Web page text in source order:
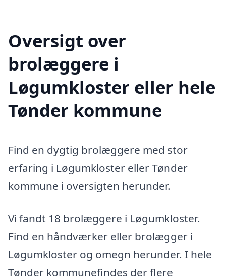
Oversigt over
brolæggere i
Løgumkloster eller hele
Tønder kommune
Find en dygtig brolæggere med stor
erfaring i Løgumkloster eller Tønder
kommune i oversigten herunder.
Vi fandt 18 brolæggere i Løgumkloster.
Find en håndværker eller brolægger i
Løgumkloster og omegn herunder. I hele
Tønder kommunefindes der flere